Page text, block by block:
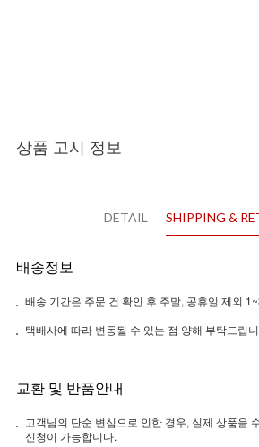
상품 고시 정보
DETAIL SHIPPING &
배송정보
배송 기간은 주문 건 확인 후 주말, 공휴일 제외
택배사에 따라 변동될 수 있는 점 양해 부탁드립
교환 및 반품안내
고객님의 단순 변심으로 인한 경우, 실제 상품을
신청이 가능합니다.